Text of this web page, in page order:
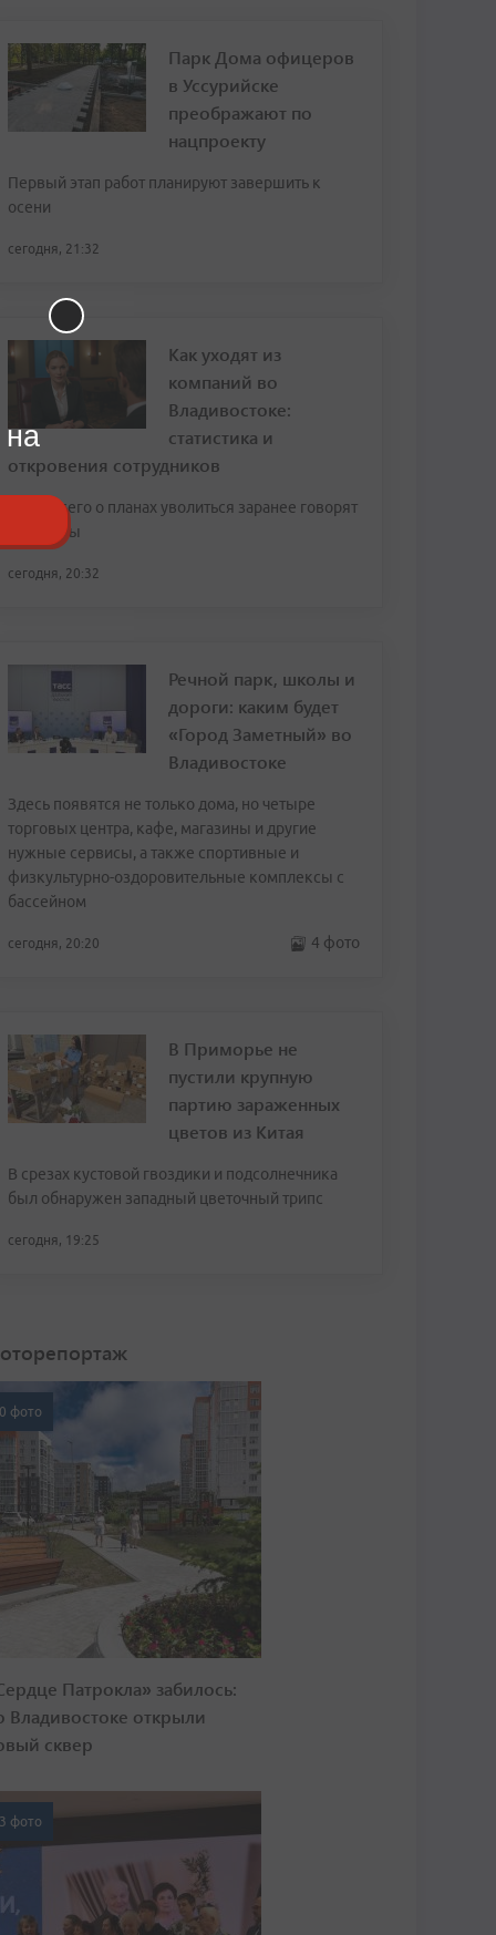
Парк Дома офицеров
в Уссурийске
преображают по
нацпроекту
Первый этап работ планируют завершить к
осени
сегодня, 21:32
Как уходят из
компаний во
Владивостоке:
статистика и
откровения сотрудников
Чаще всего о планах уволиться заранее говорят
женщины
сегодня, 20:32
Речной парк, школы и
дороги: каким будет
«Город Заметный» во
Владивостоке
Здесь появятся не только дома, но четыре
торговых центра, кафе, магазины и другие
нужные сервисы, а также спортивные и
физкультурно-оздоровительные комплексы с
бассейном
сегодня, 20:20 4 фото
В Приморье не
пустили крупную
партию зараженных
цветов из Китая
В срезах кустовой гвоздики и подсолнечника
был обнаружен западный цветочный трипс
сегодня, 19:25
фото
Патрокла» забилось:
Владивостоке открыли
сквер
фото